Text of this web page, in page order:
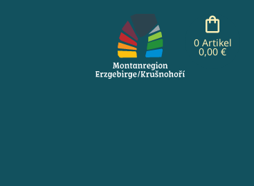
0 Artikel
0,00 €